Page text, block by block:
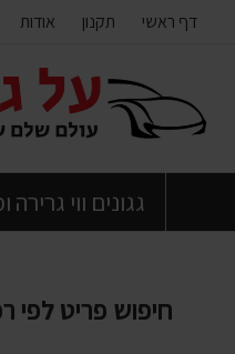
דף ראשי תקנון אודות
גגונים ווי
חיפוש פריט לפי